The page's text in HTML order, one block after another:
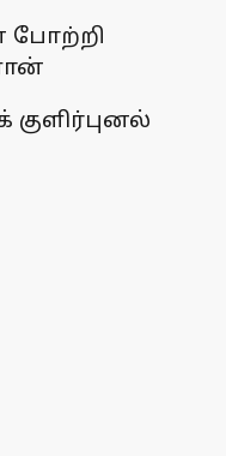
போற்றி
குளிர்புனல்